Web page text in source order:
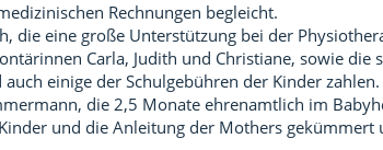
Rechnungen begleicht.
die eine große Unterstützung bei der
Carla, Judith und Christiane, sowie
einige der Schulgebühren der Kinder
die 2,5 Monate ehrenamtlich im
und die Anleitung der Mothers gekümmert